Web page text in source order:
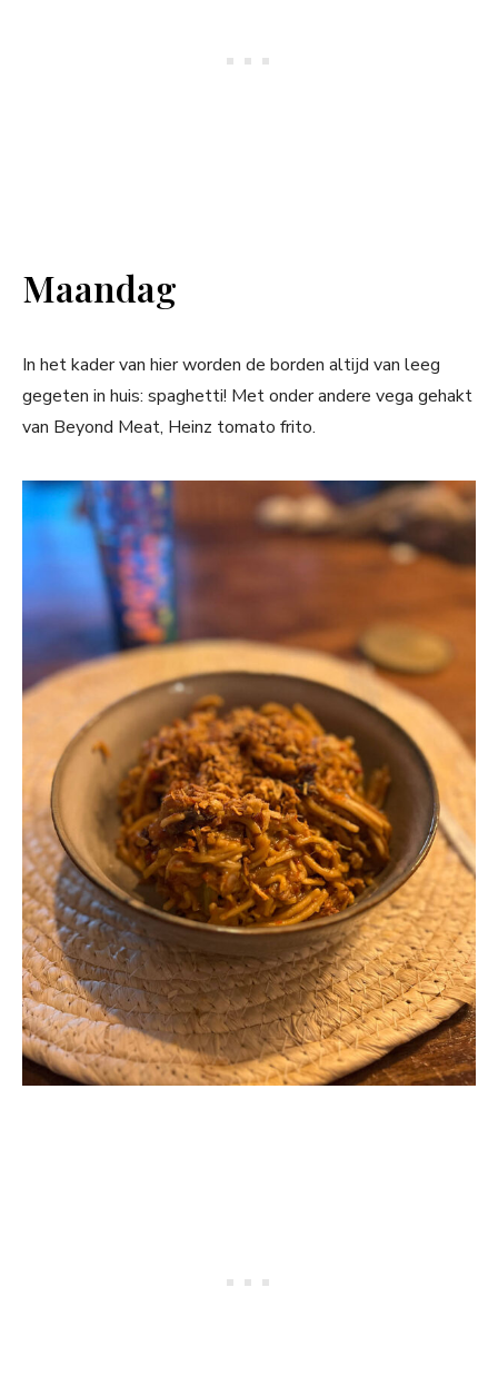
Maandag
In het kader van hier worden de borden altijd van leeg
gegeten in huis: spaghetti! Met onder andere vega gehakt
van Beyond Meat, Heinz tomato frito.